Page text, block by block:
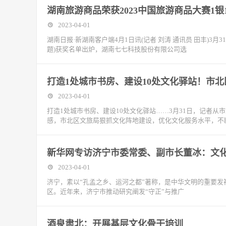
湖南旅游商品荣获2023中国旅游商品大赛1银
2023-04-01
湖南日报·新湖南客户端4月1日讯(记者 刘涛 通讯员 田丰)3月
题)获奖名单出炉，湖南七七科技股份有限公司选
打造1处城市书房、建设10处文化驿站！市
2023-04-01
打造1处城市书房、建设10处文化驿站……3月31日，记者从
感，市北区文旅局狠抓文化阵地建设，优化文化服务水平，不
新华网专访济宁市委常委、副市长董冰：文
2023-04-01
济宁，素以“孔孟之乡、运河之都”著称，是中华文明的重要
区。近年来，济宁市推动研究阐发“守正”与推广
酒泉肃北：开展基层文化骨干培训